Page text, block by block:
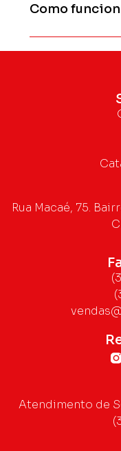
Como
Rua Macaé, 75.
Atendimento de